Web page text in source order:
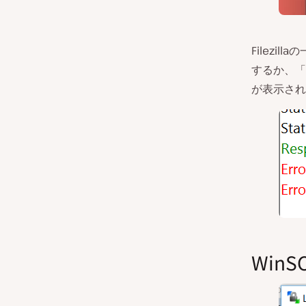
Filezillaの
するか、「
が表示さ